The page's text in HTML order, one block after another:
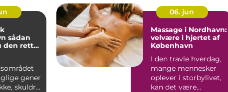
den rette
gener
skuldre
06. jun
Massage i Nordhavn:
velvære i hjertet af
København
I den travle hverdag,
mange mennesker
oplever i storbylivet,
kan det være